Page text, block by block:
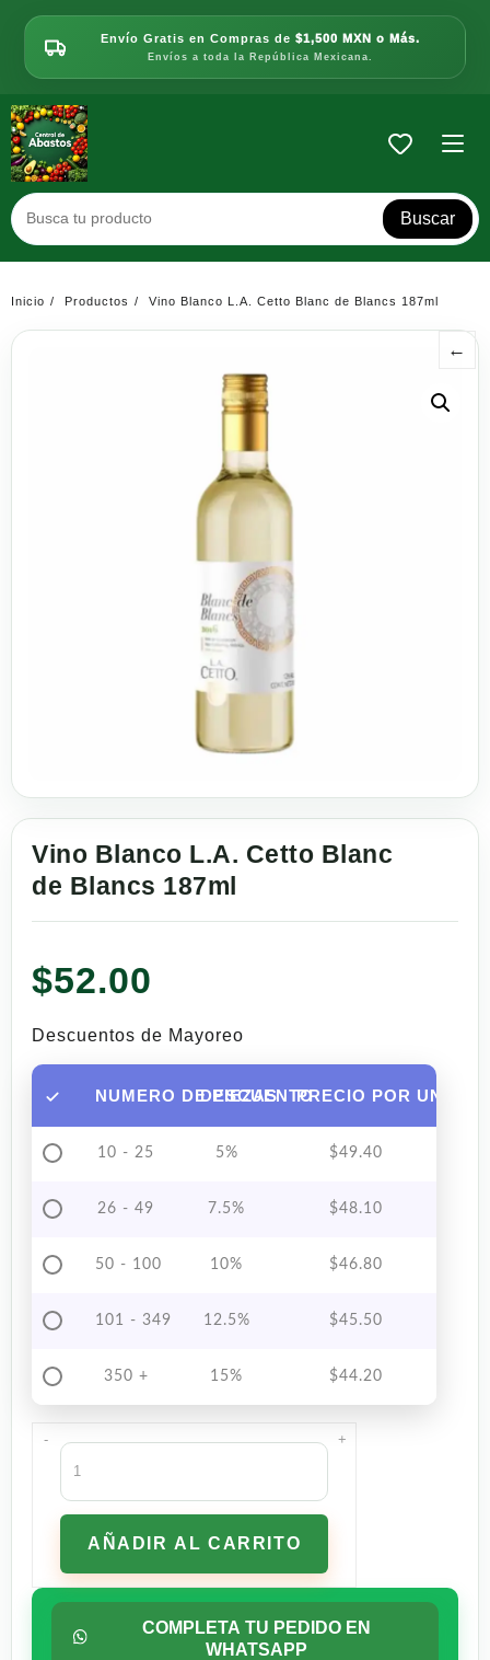
contenido
Envío Gratis en Compras de $1,500 MXN o Más.
Envíos a toda la República Mexicana.
Buscar
Inicio Productos Vino Blanco L.A. Cetto Blanc de Blancs 187ml
←
Vino Blanco L.A. Cetto Blanc
de Blancs 187ml
$52.00
Descuentos de Mayoreo
NUMERO DE PIEZAS
DESCUENTOPRECIO POR UNIDAD
10 - 25 5% $49.40
26 - 49 7.5% $48.10
50 - 100 10% $46.80
101 - 349 12.5% $45.50
350 + 15% $44.20
-
Vino
Blanco
L.A.
Cetto
Blanc
de
Blancs
cantidad
AÑADIR AL CARRITO
+
COMPLETA TU PEDIDO EN
WHATSAPP